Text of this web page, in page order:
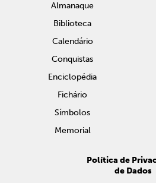
Almanaque
Biblioteca
Calendário
Conquistas
Enciclopédia
Fichário
Símbolos
Memorial
Política de
de Dados